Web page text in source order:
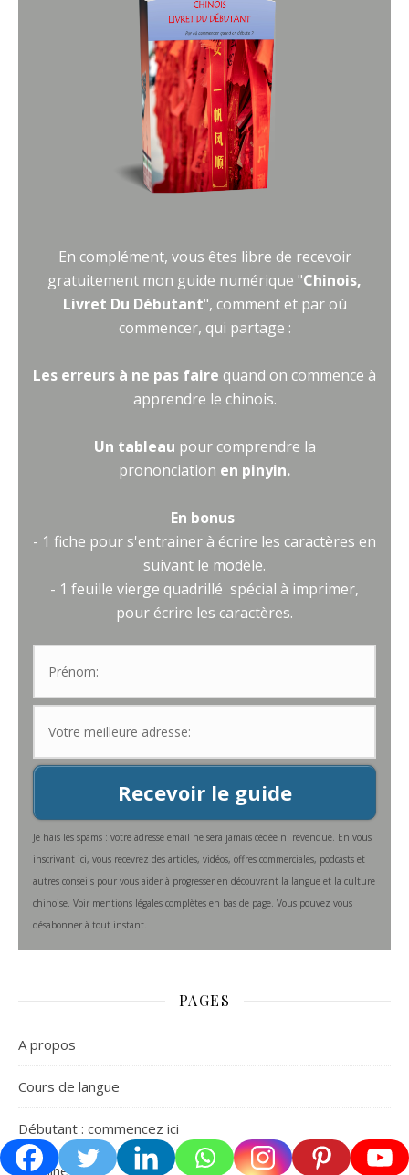
En complément, vous êtes libre de recevoir
gratuitement mon guide numérique "Chinois,
Livret Du Débutant", comment et par où
commencer, qui partage :
Les erreurs à ne pas faire quand on commence à
apprendre le chinois.
Un tableau pour comprendre la
prononciation en pinyin.
En bonus
- 1 fiche pour s'entrainer à écrire les caractères en
suivant le modèle.
- 1 feuille vierge quadrillé spécial à imprimer,
pour écrire les caractères.
Recevoir le guide
Je hais les spams : votre adresse email ne sera jamais cédée ni revendue. En vous
inscrivant ici, vous recevrez des articles, vidéos, offres commerciales, podcasts et
autres conseils pour vous aider à progresser en découvrant la langue et la culture
chinoise. Voir mentions légales complètes en bas de page. Vous pouvez vous
désabonner à tout instant.
PAGES
A propos
Cours de langue
Débutant : commencez ici
La chine